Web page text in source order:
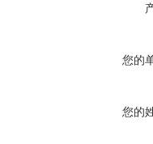
您的
您的